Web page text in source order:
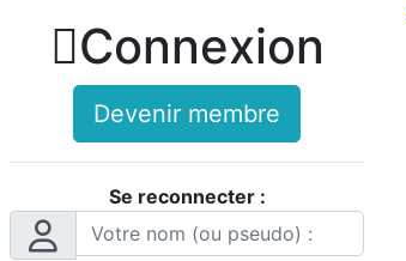
Connexion
Devenir membre
Se reconnecter :